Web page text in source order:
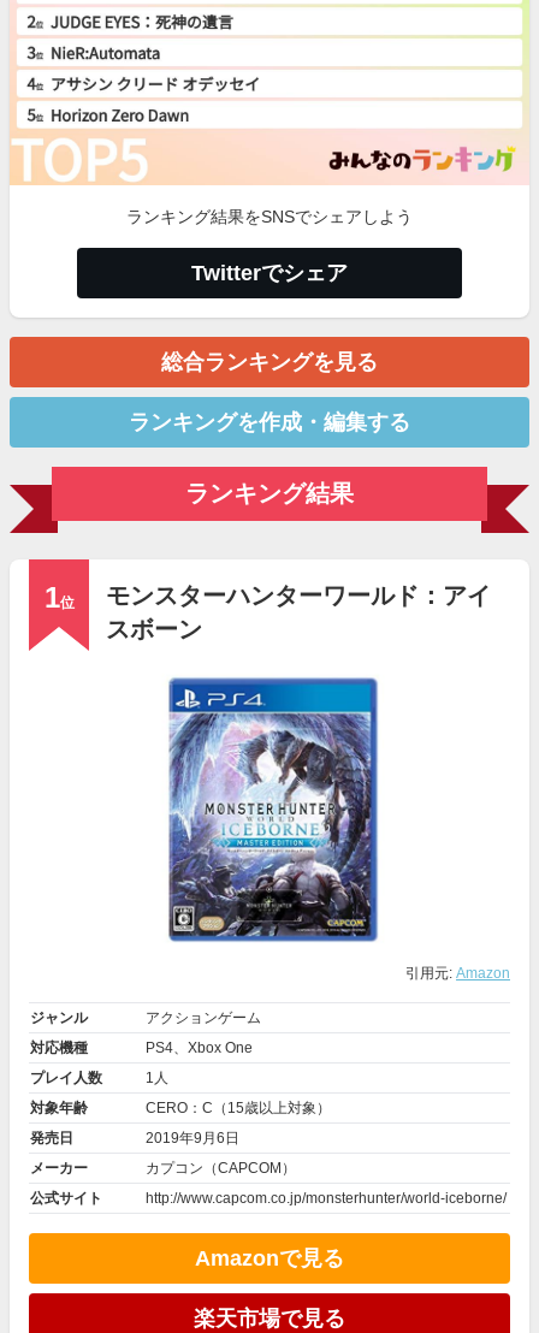
ランキング結果をSNSでシェアしよう
Twitterでシェア
総合ランキングを見る
ランキングを作成・編集する
ランキング結果
1位
モンスターハンターワールド：アイ
スボーン
引用元: Amazon
ジャンル
アクションゲーム
対応機種
PS4、Xbox One
プレイ人数
1人
対象年齢
CERO：C（15歳以上対象）
発売日
2019年9月6日
メーカー
カプコン（CAPCOM）
公式サイト
http://www.capcom.co.jp/monsterhunter/world-iceborne/
Amazonで見る
楽天市場で見る